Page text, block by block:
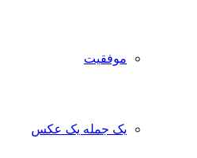
موفقیت
یک جمله یک عکس